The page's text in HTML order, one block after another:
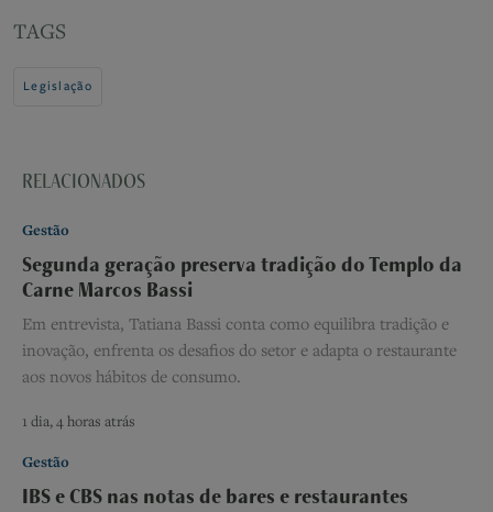
TAGS
Legislação
RELACIONADOS
Gestão
Segunda geração preserva tradição do Templo da
Carne Marcos Bassi
Em entrevista, Tatiana Bassi conta como equilibra tradição e
inovação, enfrenta os desafios do setor e adapta o restaurante
aos novos hábitos de consumo.
1 dia, 4 horas atrás
Gestão
IBS e CBS nas notas de bares e restaurantes